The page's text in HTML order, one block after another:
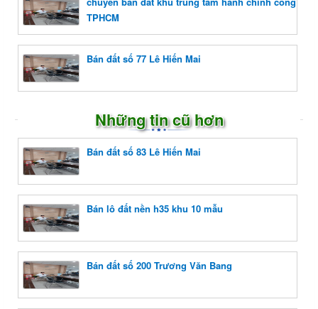
TPHCM
Bán đất số 77 Lê Hiến Mai
Những tin cũ hơn
Bán đất số 83 Lê Hiến Mai
Bán lô đất nền h35 khu 10 mẫu
Bán đất số 200 Trương Văn Bang